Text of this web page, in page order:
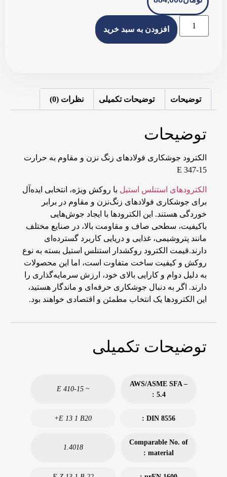
افزودن به سبد خرید
توضیحات توضیحات تکمیلی نظرات (0)
توضیحات
الکترود جوشکاری فولادهای زنگ نزن و مقاوم به حرارت
E 347-15
الکترودهای استنلس استیل با روکش ویژه، انتخابی ایده‌آل
برای جوشکاری فولادهای زنگ‌نزن و مقاوم در برابر
خوردگی هستند. این الکترودها با ایجاد جوش‌هایی
باکیفیت، سطحی صاف و مقاومت بالا، در صنایع مختلف
مانند پتروشیمی، غذایی و دریایی کاربرد گسترده‌ای
دارند.قیمت الکترود روکشدار استنلس استیل بسته به نوع
روکش و کیفیت ساخت متفاوت است، اما این محصولات
به دلیل دوام و کارایی بالای خود، ارزش سرمایه‌گذاری را
دارند. اگر به دنبال جوشکاری حرفه‌ای و ماندگار هستید،
این الکترودها یک انتخاب مطمئن و اقتصادی خواهند بود.
توضیحات تکمیلی
AWS/ASME SFA –
5.4 :
~ E 410-15
DIN 8556 :
E 13 1 B20+
Comparable No. of
material :
1.4018